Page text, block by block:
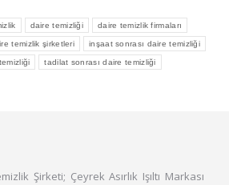
daire temizliği daire temizlik firmaları
temizlik şirketleri inşaat sonrası daire temizliği
tadilat sonrası daire temizliği
Şirketi; Çeyrek Asırlık Işıltı Markası